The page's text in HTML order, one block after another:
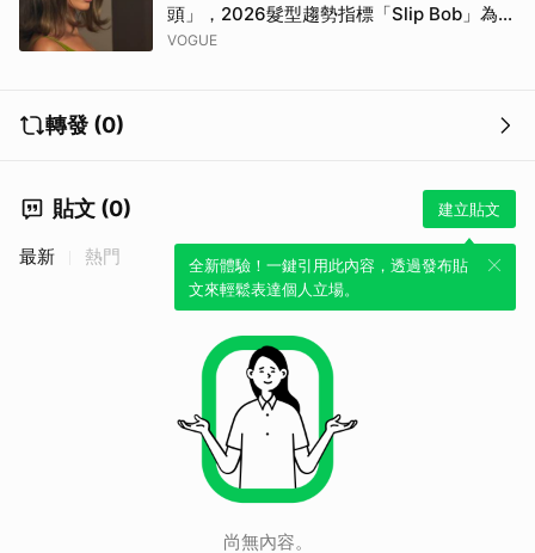
頭」，2026髮型趨勢指標「Slip Bob」為何
自帶90年代超模氣場？
VOGUE
轉發 (0)
貼文 (0) 建立貼文
全新體驗！一鍵引用此內容，透過發布貼
文來輕鬆表達個人立場。
最新 熱門
尚無內容。